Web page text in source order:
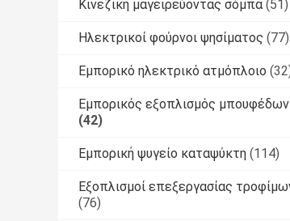
Κινεζική μαγειρεύοντας σόμπα (51)
Ηλεκτρικοί φούρνοι ψησίματος (77)
Εμπορικό ηλεκτρικό ατμόπλοιο
Εμπορικός εξοπλισμός μπουφέδων
(42)
Εμπορική ψυγείο καταψύκτη (114)
Εξοπλισμοί επεξεργασίας
(76)